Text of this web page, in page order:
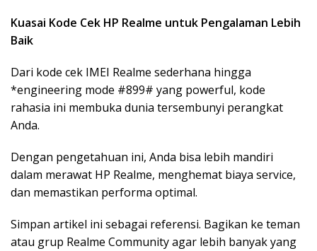
Kuasai Kode Cek HP Realme untuk Pengalaman Lebih
Baik
Dari kode cek IMEI Realme sederhana hingga
*engineering mode #899# yang powerful, kode
rahasia ini membuka dunia tersembunyi perangkat
Anda.
Dengan pengetahuan ini, Anda bisa lebih mandiri
dalam merawat HP Realme, menghemat biaya service,
dan memastikan performa optimal.
Simpan artikel ini sebagai referensi. Bagikan ke teman
atau grup Realme Community agar lebih banyak yang